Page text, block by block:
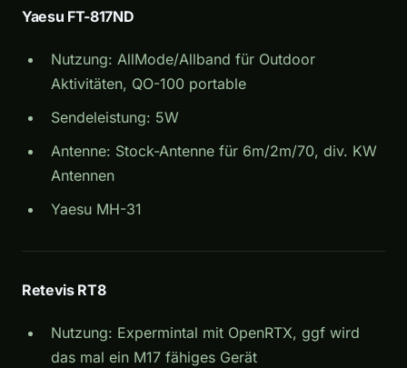
Yaesu FT-817ND
Nutzung: AllMode/Allband für Outdoor
Aktivitäten, QO-100 portable
Sendeleistung: 5W
Antenne: Stock-Antenne für 6m/2m/70, div. KW
Antennen
Yaesu MH-31
Retevis RT8
Nutzung: Expermintal mit OpenRTX, ggf wird
das mal ein M17 fähiges Gerät